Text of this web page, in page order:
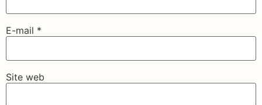
E-mail *
Site web